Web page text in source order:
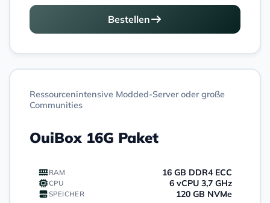
Bestellen
Ressourcenintensive Modded-Server oder große
Communities
OuiBox 16G Paket
RAM 16 GB DDR4 ECC
CPU 6 vCPU 3,7 GHz
SPEICHER 120 GB NVMe